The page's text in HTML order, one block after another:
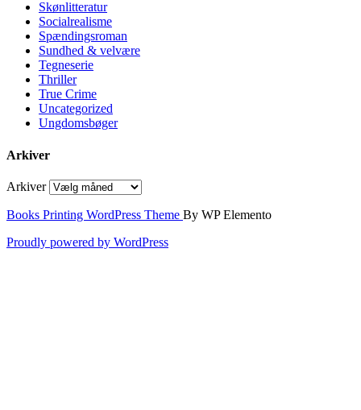
Skønlitteratur
Socialrealisme
Spændingsroman
Sundhed & velvære
Tegneserie
Thriller
True Crime
Uncategorized
Ungdomsbøger
Arkiver
Arkiver
Books Printing WordPress Theme By WP Elemento
Proudly powered by WordPress